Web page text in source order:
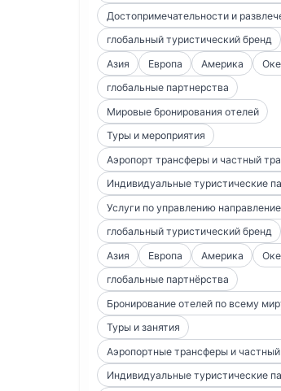
Достопримечательности и
глобальный туристический бренд
Азия
Европа Америка
глобальные партнерства
Мировые бронирования отелей
Туры и мероприятия
Аэропорт трансферы и частный
Индивидуальные туристические
Услуги по управлению
глобальный туристический бренд
Азия
Европа Америка
глобальные партнёрства
Бронирование отелей по всему
Туры и занятия
Аэропортные трансферы и
Индивидуальные туристические